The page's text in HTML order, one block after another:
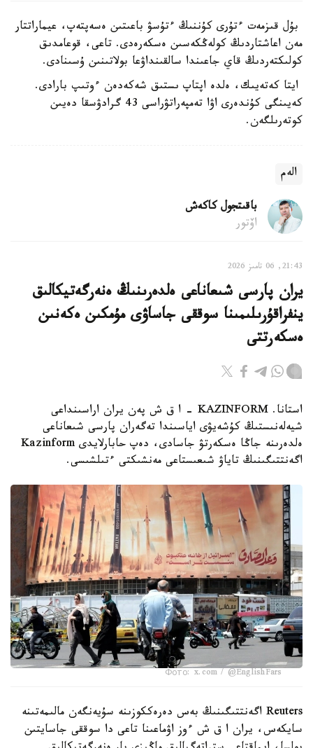
بۇل قىزمەت ءتۇرى كۇننىڭ ءتۇسۋ باعىتىن ەسەپتەپ، عيماراتتار
مەن اعاشتاردىڭ كولەڭكەسىن ەسكەرەدى. تاعى، قوعامدىق
كولىكتەردىڭ قاي جاعىندا سالقىنداۋعا بولاتىنىن ۇسىنادى.
ايتا كەتەيىك، ەلدە اپتاپ ىستىق شەكەدەن ءوتىپ بارادى.
كەيىنگى كۇندەرى اۋا تەمپەراتۋراسى 43 گرادۋسقا دەيىن
كوتەرىلگەن.
الەم
باقىتجول كاكەش
اۆتور
21:43, 06 تامىز 2026
يران پارسى شىعاناعى ەلدەرىنىڭ ەنەرگەتيكالىق
ينفراقۇرىلىمىنا سوققى جاساۋى مۇمكىن ەكەنىن
ەسكەرتتى
استانا. KAZINFORM - ا ق ش پەن يران اراسىنداعى
شيەلەنىستىڭ كۇشەيۋى اياسىندا تەگەران پارسى شىعاناعى
ەلدەرىنە جاڭا ەسكەرتۋ جاسادى، دەپ حابارلايدى Kazinform
اگەنتتىگىنىڭ تاياۋ شىعىستاعى مەنشىكتى ءتىلشىسى.
Фото: x.com / @EnglishFars
Reuters اگەنتتىگىنىڭ بەس دەرەككوزىنە سۇيەنگەن مالىمەتىنە
سايكەس، يران ا ق ش ءوز اۋماعىنا تاعى دا سوققى جاسايتىن